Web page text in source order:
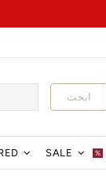
ابحث
SALE %